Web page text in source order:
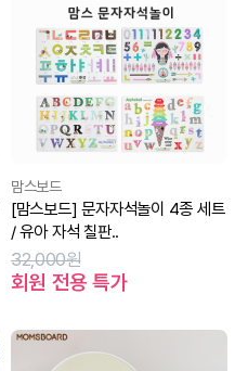
맘스보드
[맘스보드] 문자자석놀이 4종 세트
/ 유아 자석 칠판..
32,000원
회원 전용 특가